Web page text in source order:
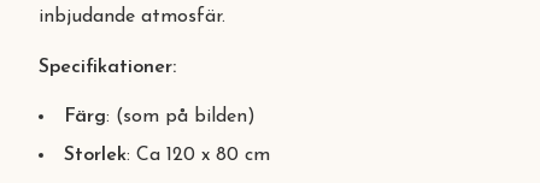
inbjudande atmosfär.
Specifikationer:
Färg: (som på bilden)
Storlek: Ca 120 x 80 cm